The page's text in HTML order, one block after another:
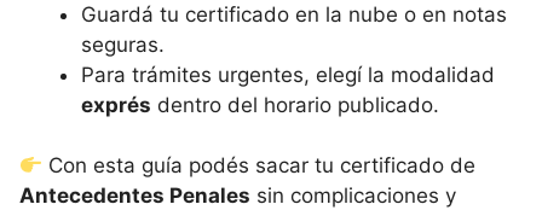
Guardá tu certificado en la nube o en notas
seguras.
Para trámites urgentes, elegí la modalidad
exprés dentro del horario publicado.
Con esta guía podés sacar tu certificado de
Antecedentes Penales sin complicaciones y